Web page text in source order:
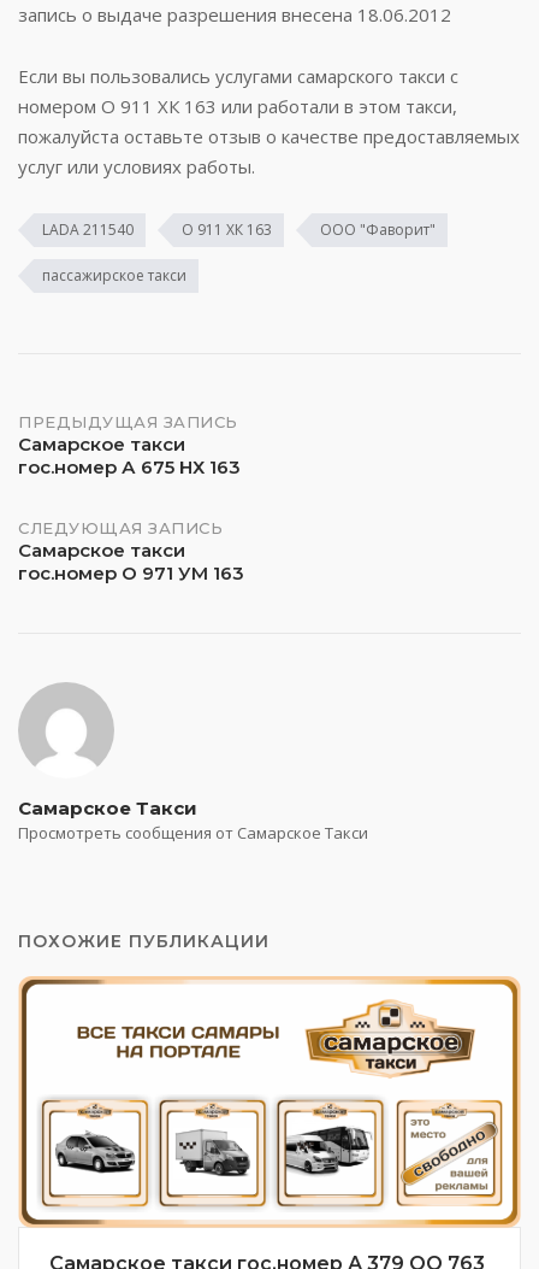
запись о выдаче разрешения внесена 18.06.2012
Если вы пользовались услугами самарского такси с
номером О 911 ХК 163 или работали в этом такси,
пожалуйста оставьте отзыв о качестве предоставляемых
услуг или условиях работы.
LADA 211540 О 911 ХК 163 ООО "Фаворит"
пассажирское такси
Навигация
по
записям
ПРЕДЫДУЩАЯ ЗАПИСЬ
Самарское такси
гос.номер А 675 НХ 163
СЛЕДУЮЩАЯ ЗАПИСЬ
Самарское такси
гос.номер О 971 УМ 163
Самарское Такси
Просмотреть сообщения от Самарское Такси
ПОХОЖИЕ ПУБЛИКАЦИИ
Самарское такси гос.номер А 379 ОО 763